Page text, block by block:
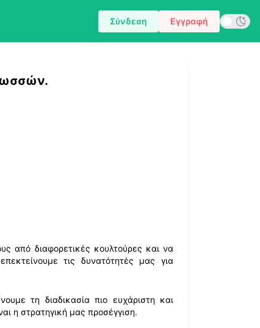
Σύνδεση Εγγραφή
από διαφορετικές κουλτούρες και να
τις δυνατότητές μας για
τη διαδικασία πιο ευχάριστη και
η στρατηγική μας προσέγγιση.